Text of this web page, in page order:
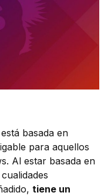
basada en
para aquellos
Al estar basada en
tiene un